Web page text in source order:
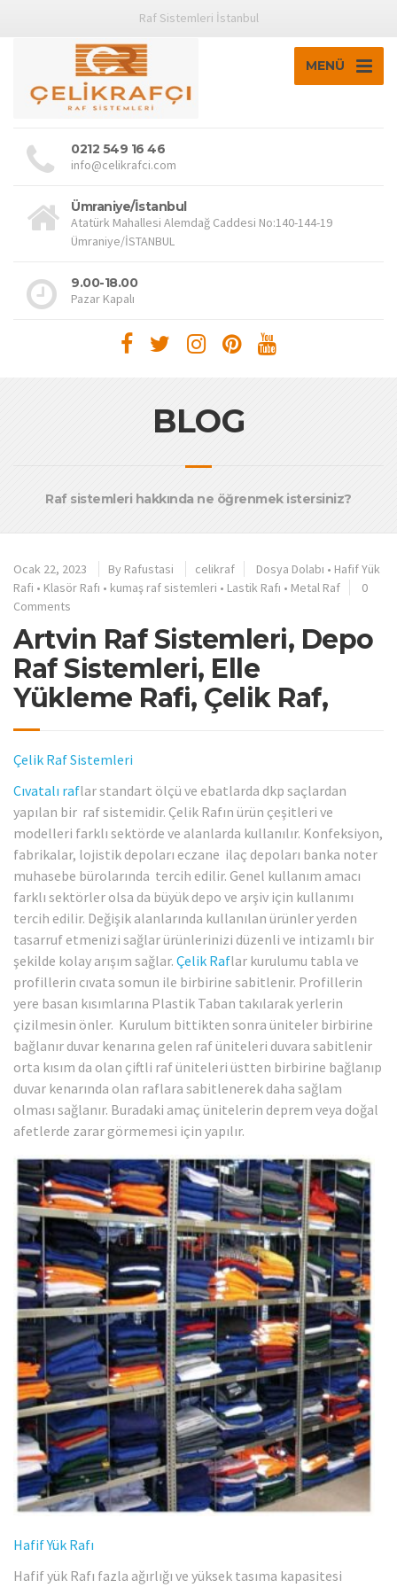
Raf Sistemleri İstanbul
MENÜ
0212 549 16 46
info@celikrafci.com
Ümraniye/İstanbul
Atatürk Mahallesi Alemdağ Caddesi No:140-144-19
Ümraniye/İSTANBUL
9.00-18.00
Pazar Kapalı
BLOG
Raf sistemleri hakkında ne öğrenmek istersiniz?
Ocak 22, 2023 By Rafustasi celikraf Dosya Dolabı • Hafif Yük
Rafi • Klasör Rafı • kumaş raf sistemleri • Lastik Rafı • Metal Raf
0
Comments
Artvin Raf Sistemleri, Depo
Raf Sistemleri, Elle
Yükleme Rafi, Çelik Raf,
Çelik Raf Sistemleri
Cıvatalı raflar standart ölçü ve ebatlarda dkp saçlardan
yapılan bir raf sistemidir. Çelik Rafın ürün çeşitleri ve
modelleri farklı sektörde ve alanlarda kullanılır. Konfeksiyon,
fabrikalar, lojistik depoları eczane ilaç depoları banka noter
muhasebe bürolarında tercih edilir. Genel kullanım amacı
farklı sektörler olsa da büyük depo ve arşiv için kullanımı
tercih edilir. Değişik alanlarında kullanılan ürünler yerden
tasarruf etmenizi sağlar ürünlerinizi düzenli ve intizamlı bir
şekilde kolay arışım sağlar. Çelik Raflar kurulumu tabla ve
profillerin cıvata somun ile birbirine sabitlenir. Profillerin
yere basan kısımlarına Plastik Taban takılarak yerlerin
çizilmesin önler. Kurulum bittikten sonra üniteler birbirine
bağlanır duvar kenarına gelen raf üniteleri duvara sabitlenir
orta kısım da olan çiftli raf üniteleri üstten birbirine bağlanıp
duvar kenarında olan raflara sabitlenerek daha sağlam
olması sağlanır. Buradaki amaç ünitelerin deprem veya doğal
afetlerde zarar görmemesi için yapılır.
Hafif Yük Rafı
Hafif yük Rafı fazla ağırlığı ve yüksek tasıma kapasitesi